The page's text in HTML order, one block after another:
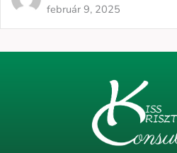
február 9, 2025